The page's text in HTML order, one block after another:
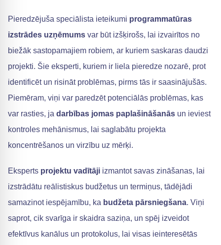
Pieredzējuša speciālista ieteikumi programmatūras
izstrādes uzņēmums var būt izšķirošs, lai izvairītos no
biežāk sastopamajiem robiem, ar kuriem saskaras daudzi
projekti. Šie eksperti, kuriem ir liela pieredze nozarē, prot
identificēt un risināt problēmas, pirms tās ir saasinājušās.
Piemēram, viņi var paredzēt potenciālās problēmas, kas
var rasties, ja darbības jomas paplašināšanās un ieviest
kontroles mehānismus, lai saglabātu projekta
koncentrēšanos un virzību uz mērķi.
Eksperts projektu vadītāji izmantot savas zināšanas, lai
izstrādātu reālistiskus budžetus un termiņus, tādējādi
samazinot iespējamību, ka budžeta pārsniegšana. Viņi
saprot, cik svarīga ir skaidra saziņa, un spēj izveidot
efektīvus kanālus un protokolus, lai visas ieinteresētās